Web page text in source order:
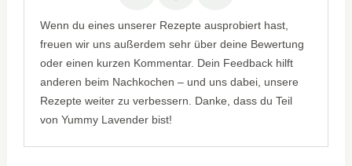
Wenn du eines unserer Rezepte ausprobiert hast,
freuen wir uns außerdem sehr über deine Bewertung
oder einen kurzen Kommentar. Dein Feedback hilft
anderen beim Nachkochen – und uns dabei, unsere
Rezepte weiter zu verbessern. Danke, dass du Teil
von Yummy Lavender bist!